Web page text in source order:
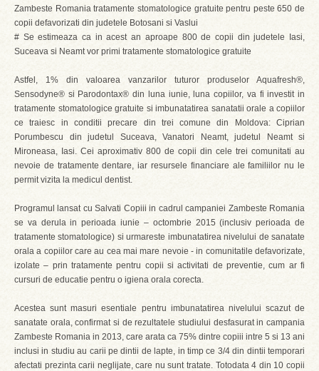
Zambeste Romania tratamente stomatologice gratuite pentru peste 650 de
copii defavorizati din judetele Botosani si Vaslui
# Se estimeaza ca in acest an aproape 800 de copii din judetele Iasi,
Suceava si Neamt vor primi tratamente stomatologice gratuite
Astfel, 1% din valoarea vanzarilor tuturor produselor Aquafresh®,
Sensodyne® si Parodontax® din luna iunie, luna copiilor, va fi investit in
tratamente stomatologice gratuite si imbunatatirea sanatatii orale a copiilor
ce traiesc in conditii precare din trei comune din Moldova: Ciprian
Porumbescu din judetul Suceava, Vanatori Neamt, judetul Neamt si
Mironeasa, Iasi. Cei aproximativ 800 de copii din cele trei comunitati au
nevoie de tratamente dentare, iar resursele financiare ale familiilor nu le
permit vizita la medicul dentist.
Programul lansat cu Salvati Copiii in cadrul campaniei Zambeste Romania
se va derula in perioada iunie – octombrie 2015 (inclusiv perioada de
tratamente stomatologice) si urmareste imbunatatirea nivelului de sanatate
orala a copiilor care au cea mai mare nevoie - in comunitatile defavorizate,
izolate – prin tratamente pentru copii si activitati de preventie, cum ar fi
cursuri de educatie pentru o igiena orala corecta.
Acestea sunt masuri esentiale pentru imbunatatirea nivelului scazut de
sanatate orala, confirmat si de rezultatele studiului desfasurat in campania
Zambeste Romania in 2013, care arata ca 75% dintre copiii intre 5 si 13 ani
inclusi in studiu au carii pe dintii de lapte, in timp ce 3/4 din dintii temporari
afectati prezinta carii neglijate, care nu sunt tratate. Totodata 4 din 10 copii